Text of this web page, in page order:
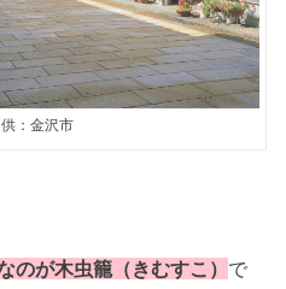
：金沢市
のが木虫籠（きむすこ） で